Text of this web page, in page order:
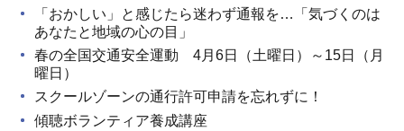
「おかしい」と感じたら迷わず通報を…「気づくのは
あなたと地域の心の目」
春の全国交通安全運動 4月6日（土曜日）～15日（月
曜日）
スクールゾーンの通行許可申請を忘れずに！
傾聴ボランティア養成講座